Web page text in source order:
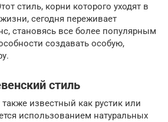
стиль, корни которого уходят в
сегодня переживает
становясь все более популярным
создавать особую,
стиль
известный как рустик или
использованием натуральных